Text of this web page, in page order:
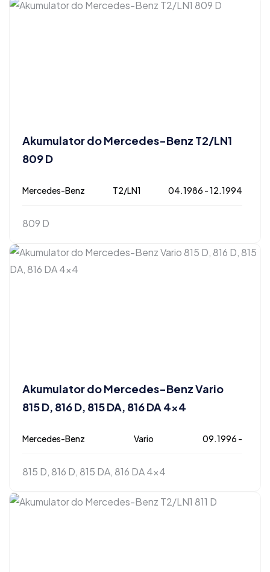
Akumulator do Mercedes-Benz T2/LN1
809 D
Mercedes-Benz T2/LN1 04.1986 - 12.1994
809 D
Akumulator do Mercedes-Benz Vario
815 D, 816 D, 815 DA, 816 DA 4×4
Mercedes-Benz Vario 09.1996 -
815 D, 816 D, 815 DA, 816 DA 4x4